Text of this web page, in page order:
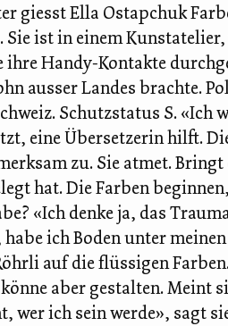
giesst Ella Ostapchuk
ist in einem
Handy-Kontakte
ausser Landes brachte.
Schutzstatus S.
eine Übersetzerin hilft.
zu. Sie atmet.
hat. Die Farben
«Ich denke ja, das
ich Boden unter
auf die flüssigen
aber gestalten. Meint
wer ich sein werde», sagt